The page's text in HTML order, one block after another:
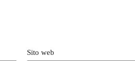
Sito web